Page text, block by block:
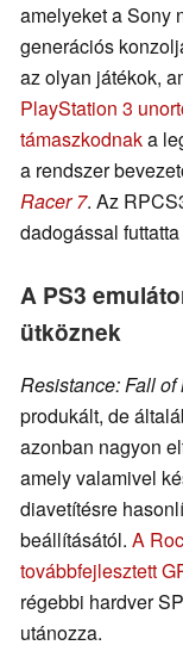
amelyeket a Sony
generációs
az olyan játékok,
PlayStation 3
támaszkodnaka
a rendszer
Racer 7. Az
dadogással
A PS3
ütköznek
Resistance: Fall of
produkált, de
azonban nagyon
amely valamivel
diavetítésre
beállításától. A
továbbfejlesztett
régebbi hardver
utánozza.